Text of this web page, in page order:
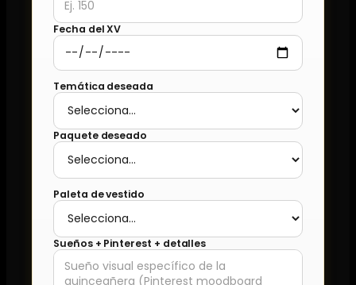
Fecha del XV
Temática deseada
Paquete deseado
Paleta de vestido
Sueños + Pinterest + detalles